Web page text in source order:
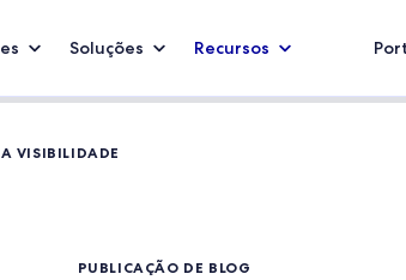
Soluções Recursos
VISIBILIDADE
PUBLICAÇÃO DE BLOG